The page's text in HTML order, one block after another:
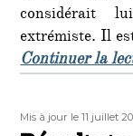
considérait
extrémiste. Il
Continuer la
Publié
le
Mis à jour le 11 juillet